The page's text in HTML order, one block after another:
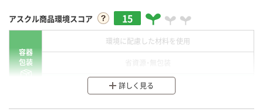
アスクル商品環境スコア 15
容器
包装
環境に配慮した材料を使用
分別・リサイクルしやすい設計
詳しく見る